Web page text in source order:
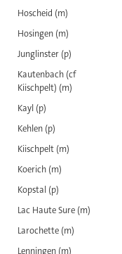
Hoscheid (m)
Hosingen (m)
Junglinster (p)
Kautenbach (cf
Kiischpelt) (m)
Kayl (p)
Kehlen (p)
Kiischpelt (m)
Koerich (m)
Kopstal (p)
Lac Haute Sure (m)
Larochette (m)
Lenningen (m)